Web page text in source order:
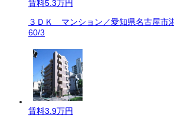
賃料5.3万円
３ＤＫ マンション／愛知県名古屋市
60/3
賃料3.9万円